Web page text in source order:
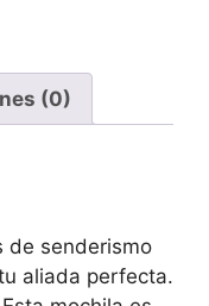
(0)
de senderismo
aliada perfecta.